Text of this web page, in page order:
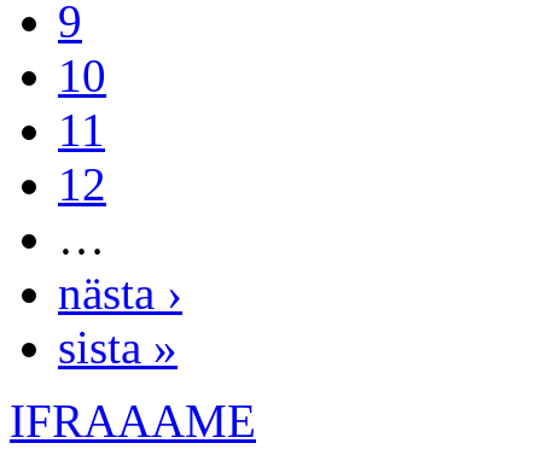
9
10
11
12
…
nästa ›
sista »
IFRAAAME